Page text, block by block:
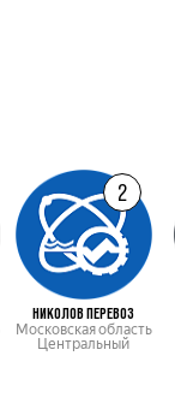
2
НИКОЛОВ ПЕРЕВОЗ
Московская область
Центральный